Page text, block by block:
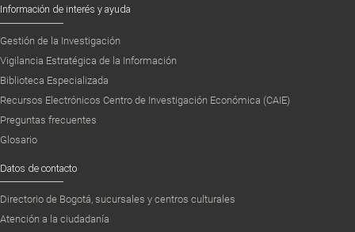
Información de interés y ayuda
Gestión de la Investigación
Vigilancia Estratégica de la Información
Biblioteca Especializada
Recursos Electrónicos Centro de Investigación Económica (CAIE)
Preguntas frecuentes
Glosario
Datos de contacto
Directorio de Bogotá, sucursales y centros culturales
Atención a la ciudadanía